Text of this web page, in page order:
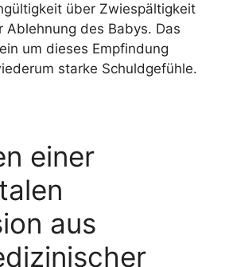
über Zwiespältigkeit
Ablehnung des Babys. Das
um dieses Empfindung
starke Schuldgefühle.
einer
aus